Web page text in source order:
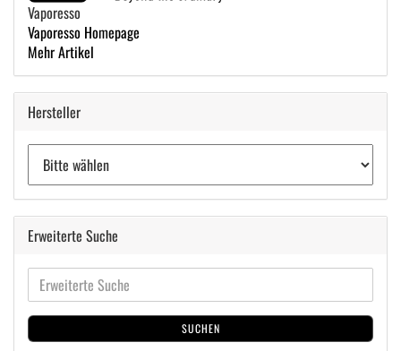
Vaporesso
Vaporesso Homepage
Mehr Artikel
Hersteller
Erweiterte Suche
SUCHEN